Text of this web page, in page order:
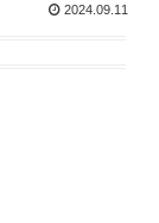
2024.09.11